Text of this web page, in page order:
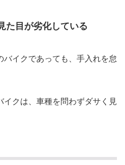
た目が劣化している
バイクであっても、手入れを怠
イクは、車種を問わずダサく見